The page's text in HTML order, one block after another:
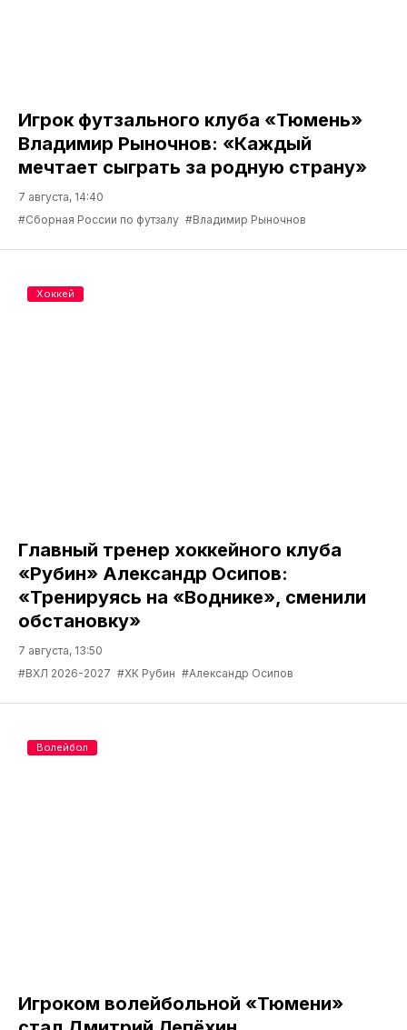
Игрок футзального клуба «Тюмень»
Владимир Рыночнов: «Каждый
мечтает сыграть за родную страну»
7 августа, 14:40
#Сборная России по футзалу #Владимир Рыночнов
Главный тренер хоккейного клуба
«Рубин» Александр Осипов:
«Тренируясь на «Воднике», сменили
обстановку»
7 августа, 13:50
#ВХЛ 2026-2027 #ХК Рубин #Александр Осипов
Хоккей
Игроком волейбольной «Тюмени»
Волейбол